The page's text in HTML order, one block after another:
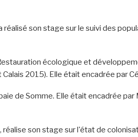
réalisé son stage sur le suivi des
écologique et
2015). Elle était encadrée par
de Somme. Elle était encadrée par
son stage sur l'état de